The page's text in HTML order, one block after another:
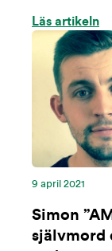
Läs artikeln
9 april 2021
Simon
självmord